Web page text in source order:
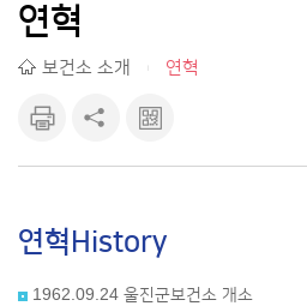
연혁
보건소 소개 연혁
기
기
크 보기
연혁 History
1962.09.24 울진군보건소 개소